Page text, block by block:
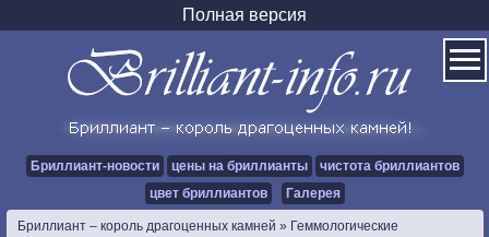
Полная версия
Бриллиант-новости цены на бриллианты
чистота бриллиантов
цвет бриллиантов
Галерея
Бриллиант – король драгоценных камней » Геммологические